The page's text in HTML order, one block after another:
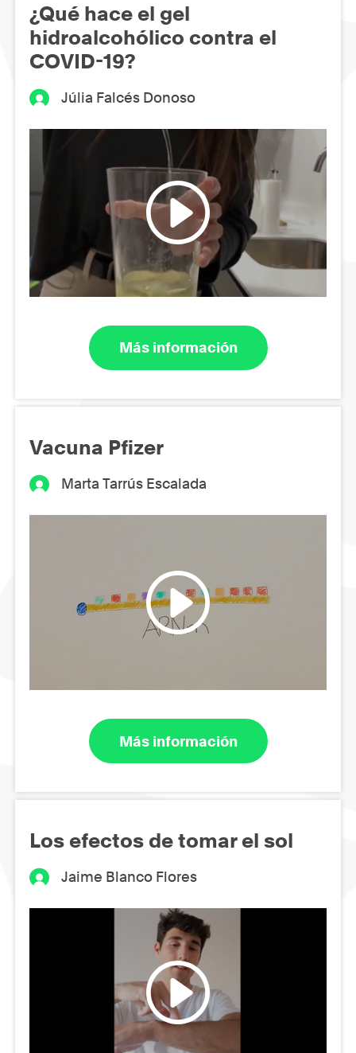
¿Qué hace el gel
hidroalcohólico contra el
COVID-19?
Júlia Falcés Donoso
Más información
Vacuna Pfizer
Marta Tarrús Escalada
Más información
Los efectos de tomar el sol
Jaime Blanco Flores